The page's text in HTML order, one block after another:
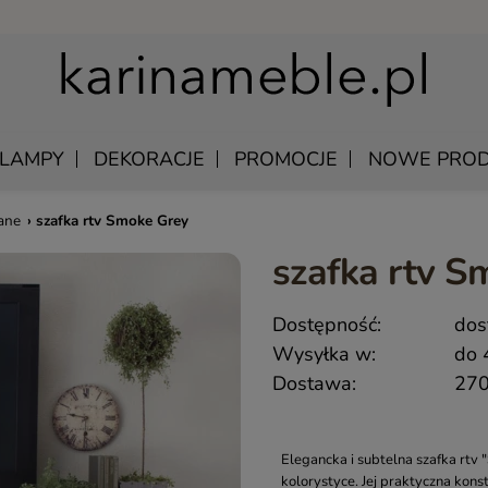
WISZĄCE
SKÓRZANE
ŁÓŻKA DREWNIANE
SZAFKI NOCNE DREWNIANE
SZAFY DREWNIANE
MANGO – MEBLE Z LITEGO DREWNA NATURALNE
MEBLE Z PALISANDRU INDYJSKIEGO
MEBLE INDYJSKIE Z AKACJI
QUEEN – KLASYCZNE MEBLE DREWNIANE
HAMPTON ISLAND – MEBLE W STYLU HAMPTON
LAMPY DEKORACJE PROMOCJE NOWE
› szafka rtv Smoke Grey
szafka rtv
Dostępność:
Wysyłka w:
do
Dostawa:
Elegancka i subtelna szafka rtv
kolorystyce. Jej praktyczna